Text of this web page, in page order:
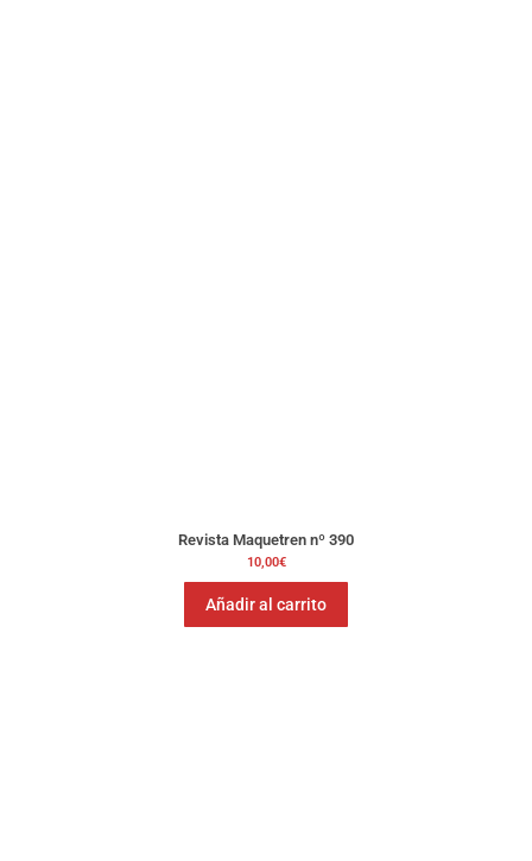
Revista Maquetren nº 390
10,00€
Añadir al carrito